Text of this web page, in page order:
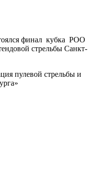
финал кубка РОО
стрельбы Санкт-
пулевой стрельбы и